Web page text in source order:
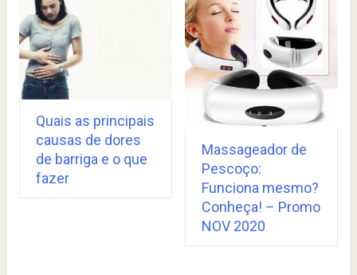
Quais as principais
causas de dores
de barriga e o que
fazer
Massageador de
Pescoço:
Funciona mesmo?
Conheça! – Promo
NOV 2020